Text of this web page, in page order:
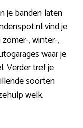
je banden laten
vind je
, winter-,
waar je
Verder tref je
soorten
welk